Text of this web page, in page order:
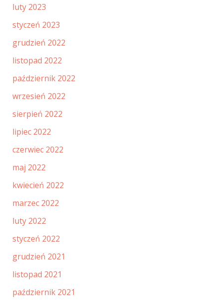
luty 2023
styczeń 2023
grudzień 2022
listopad 2022
październik 2022
wrzesień 2022
sierpień 2022
lipiec 2022
czerwiec 2022
maj 2022
kwiecień 2022
marzec 2022
luty 2022
styczeń 2022
grudzień 2021
listopad 2021
październik 2021